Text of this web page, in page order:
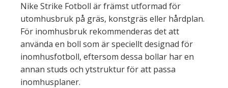
Nike Strike Fotboll är främst utformad för
utomhusbruk på gräs, konstgräs eller hårdplan.
För inomhusbruk rekommenderas det att
använda en boll som är speciellt designad för
inomhusfotboll, eftersom dessa bollar har en
annan studs och ytstruktur för att passa
inomhusplaner.